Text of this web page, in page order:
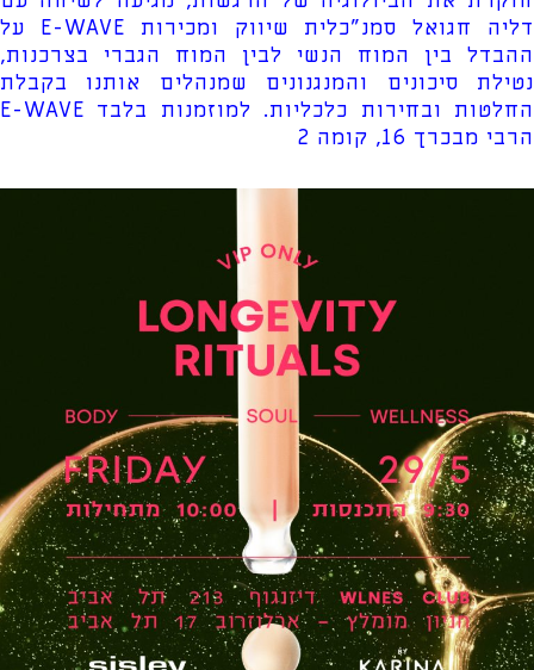
דליה חגואל סמנ"כלית שיווק ומכירות E-WAVE על
ההבדל בין המוח הנשי לבין המוח הגברי בצרכנות,
נטילת סיכונים והמנגנונים שמנהלים אותנו בקבלת
החלטות ובחירות כלכליות. למוזמנות בלבד E-WAVE
הרבי מבכרך 16, קומה 2